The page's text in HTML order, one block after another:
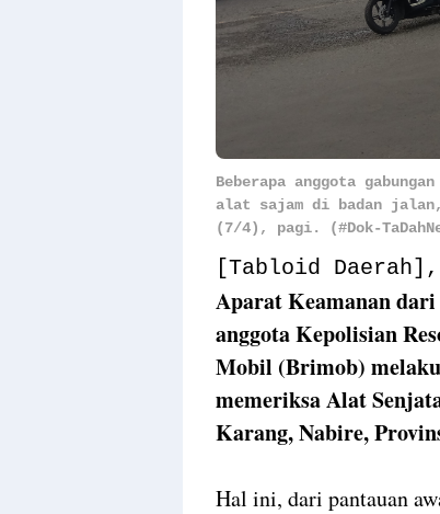
Beberapa anggota
alat sajam di badan
(7/4), pagi. (#Dok-
[Tabloid
Aparat Keamanan
anggota Kepolisian
Mobil (Brimob)
memeriksa Alat
Karang, Nabire,
Hal ini, dari pantauan